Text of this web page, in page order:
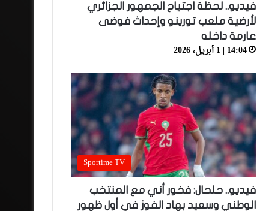
فيديو.. لحظة اجتياح الجمهور الجزائري
لأرضية ملعب تورينو وإحداث فوضى
عارمة داخله
14:04 | 1 أبريل، 2026
Sportime TV
فيديو.. حلحال: فخور أني مع المنتخب
الوطني وسعيد بهاد الفوز في أول ظهور